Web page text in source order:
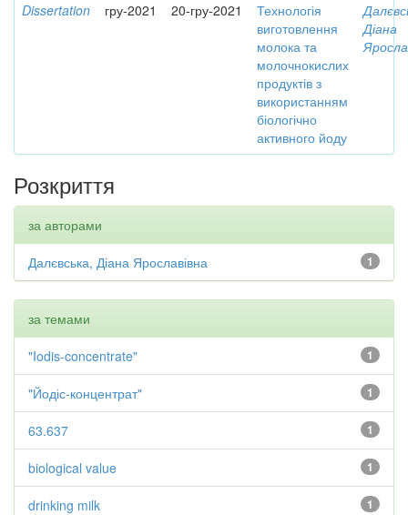
Dissertation гру-2021 20-гру-2021
Технологія
виготовлення
молока та
молочнокислих
продуктів з
використанням
біологічно
активного йоду
Діана
Розкриття
за авторами
1
Далєвська, Діана Ярославівна
за темами
1
"Iodis-concentrate"
1
"Йодіс-концентрат"
1
63.637
1
biological value
1
drinking milk